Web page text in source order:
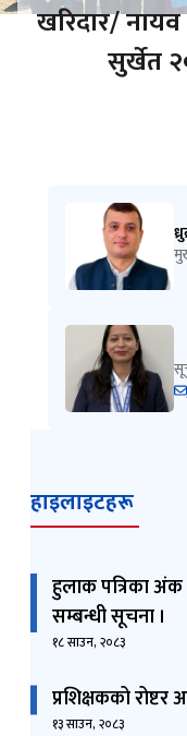
खरिदार/
सुर्खेत
हाइलाइटहरू
हुलाक पत्रिका
सम्बन्धी सूचना ।
१८ साउन, २०८३
प्रशिक्षकको
१३ साउन, २०८३